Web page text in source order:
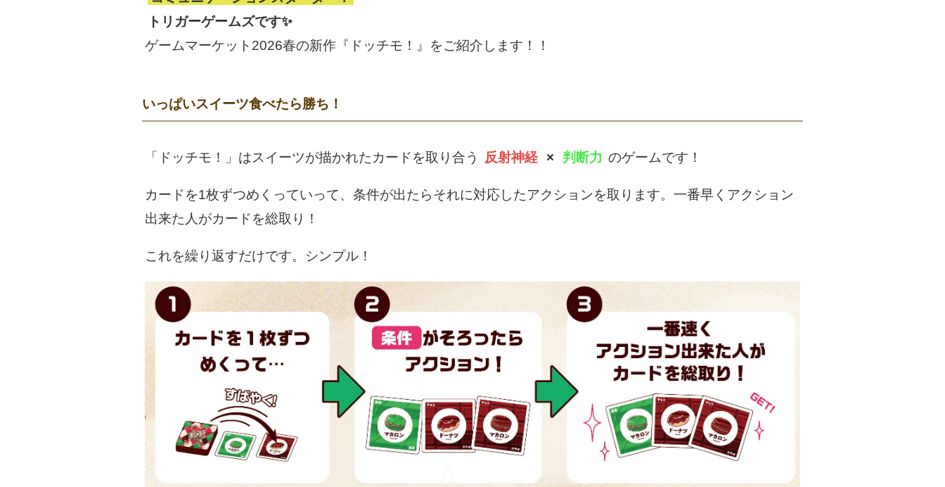
トリガーゲームズです✨
ゲームマーケット2026春の新作『ドッチモ！』をご紹介します！！
いっぱいスイーツ食べたら勝ち！
「ドッチモ！」はスイーツが描かれたカードを取り合う 反射神経 × 判断力 のゲームです！
カードを1枚ずつめくっていって、条件が出たらそれに対応したアクションを取ります。一番早くアクション
出来た人がカードを総取り！
これを繰り返すだけです。シンプル！